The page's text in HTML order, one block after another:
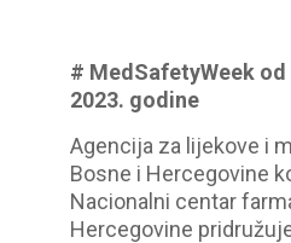
# MedSafetyWeek
2023. godine
Agencija za lijekove i
Bosne i Hercegovine
Nacionalni centar
Hercegovine